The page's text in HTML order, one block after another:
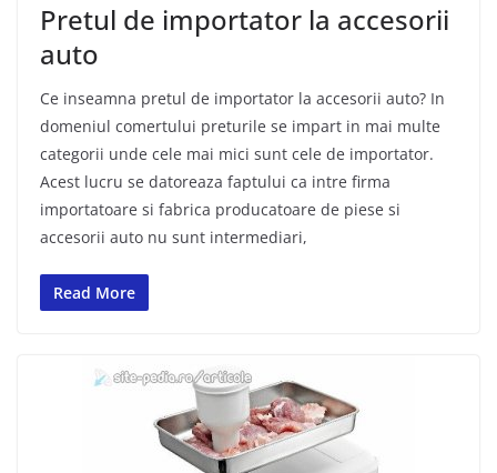
Pretul de importator la accesorii
auto
Ce inseamna pretul de importator la accesorii auto? In
domeniul comertului preturile se impart in mai multe
categorii unde cele mai mici sunt cele de importator.
Acest lucru se datoreaza faptului ca intre firma
importatoare si fabrica producatoare de piese si
accesorii auto nu sunt intermediari,
Read More